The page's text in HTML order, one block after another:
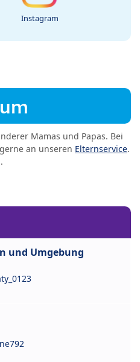
Instagram
Mamas und Papas. Bei
an unseren Elternservice.
und Umgebung